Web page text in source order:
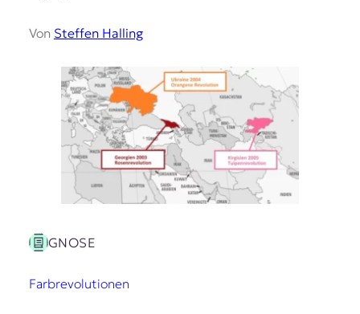
Von Steffen Halling
GNOSE
Farbrevolutionen